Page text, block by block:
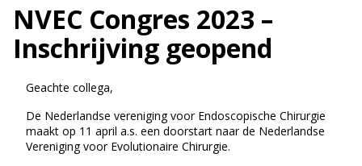
NVEC Congres 2023 –
Inschrijving geopend
Geachte collega,
De Nederlandse vereniging voor Endoscopische Chirurgie
maakt op 11 april a.s. een doorstart naar de Nederlandse
Vereniging voor Evolutionaire Chirurgie.